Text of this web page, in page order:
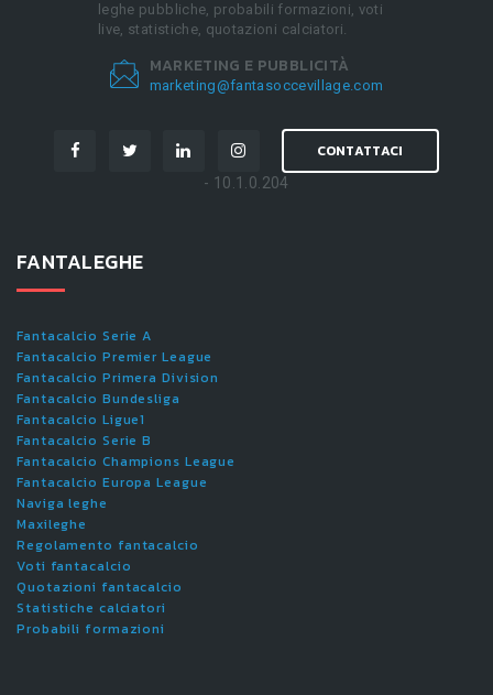
leghe pubbliche, probabili formazioni, voti
live, statistiche, quotazioni calciatori.
MARKETING E PUBBLICITÀ
marketing@fantasoccevillage.com
CONTATTACI
- 10.1.0.204
FANTALEGHE
Fantacalcio Serie A
Fantacalcio Premier League
Fantacalcio Primera Division
Fantacalcio Bundesliga
Fantacalcio Ligue1
Fantacalcio Serie B
Fantacalcio Champions League
Fantacalcio Europa League
Naviga leghe
Maxileghe
Regolamento fantacalcio
Voti fantacalcio
Quotazioni fantacalcio
Statistiche calciatori
Probabili formazioni